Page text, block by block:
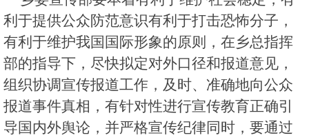
利于提供公众防范意识有利于打击恐怖分子，
有利于维护我国国际形象的原则，在乡总指挥
部的指导下，尽快拟定对外口径和报道意见，
组织协调宣传报道工作，及时、准确地向公众
报道事件真相，有针对性进行宣传教育正确引
导国内外舆论，并严格宣传纪律同时，要通过